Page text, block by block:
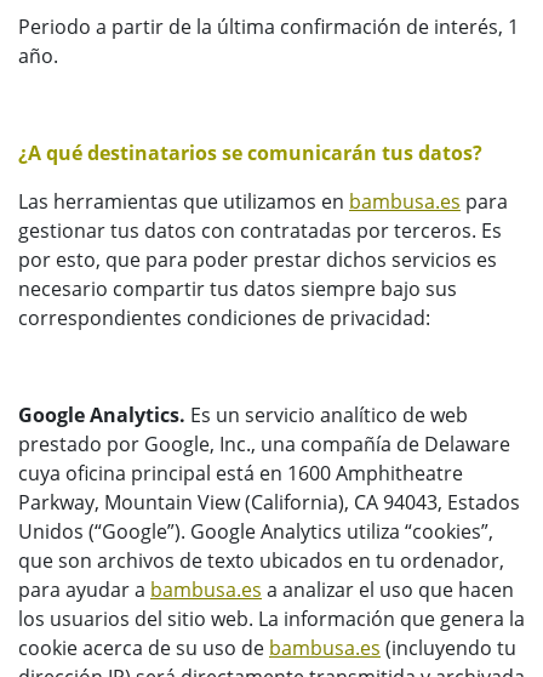
Periodo a partir de la última confirmación de interés, 1
año.
¿A qué destinatarios se comunicarán tus datos?
Las herramientas que utilizamos en bambusa.es para
gestionar tus datos con contratadas por terceros. Es
por esto, que para poder prestar dichos servicios es
necesario compartir tus datos siempre bajo sus
correspondientes condiciones de privacidad:
Google Analytics. Es un servicio analítico de web
prestado por Google, Inc., una compañía de Delaware
cuya oficina principal está en 1600 Amphitheatre
Parkway, Mountain View (California), CA 94043, Estados
Unidos (“Google”). Google Analytics utiliza “cookies”,
que son archivos de texto ubicados en tu ordenador,
para ayudar a bambusa.es a analizar el uso que hacen
los usuarios del sitio web. La información que genera la
cookie acerca de su uso de bambusa.es (incluyendo tu